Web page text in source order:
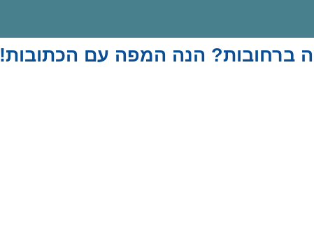
ברחובות? הנה המפה עם הכתובות!